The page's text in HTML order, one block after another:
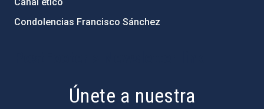
Condolencias Francisco Sánchez
Únete a nuestra